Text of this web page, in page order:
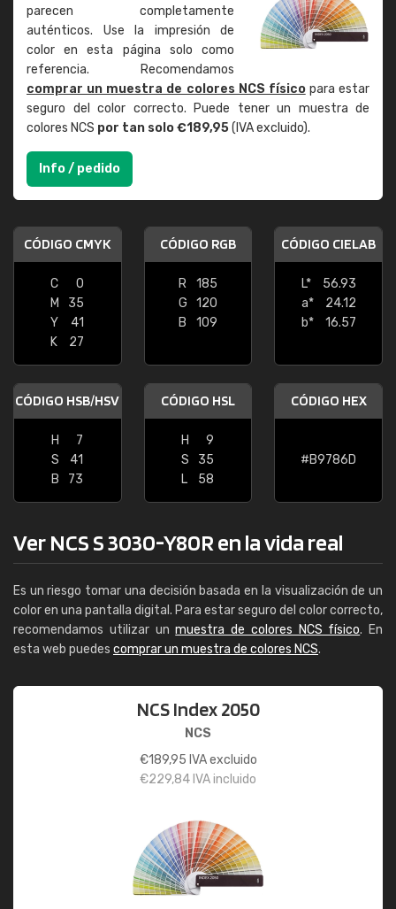
parecen completamente
auténticos. Use la impresión de
color en esta página solo como
referencia. Recomendamos
comprar un muestra de colores NCS físicopara estar
seguro del color correcto. Puede tener un muestra de
colores NCS por tan solo €189,95(IVA excluido).
Info / pedido
CÓDIGO CMYK
C
0
M
35
Y
41
K
27
CÓDIGO RGB
R
185
G
120
B
109
CÓDIGO CIELAB
L*
56.93
a*
24.12
b*
16.57
CÓDIGO HSB/HSV
H
7
S
41
B
73
CÓDIGO HSL
H
9
S
35
L
58
CÓDIGO HEX
#B9786D
Ver NCS S 3030-Y80R en la vida real
Es un riesgo tomar una decisión basada en la visualización de un
color en una pantalla digital. Para estar seguro del color correcto,
recomendamos utilizar unmuestra de colores NCS físico. En
esta web puedes comprar un muestra de colores NCS.
NCS Index 2050
NCS
€189,95 IVA excluido
€229,84 IVA incluido